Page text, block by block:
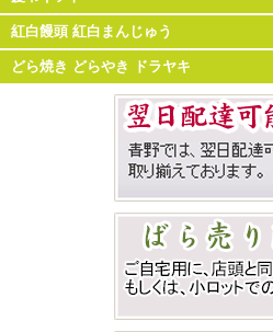
紅白饅頭 紅白まんじゅう
どら焼き どらやき ドラヤキ